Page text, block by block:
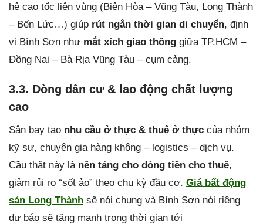
hệ cao tốc liên vùng (Biên Hòa – Vũng Tàu, Long Thành
– Bến Lức…) giúp rút ngắn thời gian di chuyển, định
vị Bình Sơn như mắt xích giao thông giữa TP.HCM –
Đồng Nai – Bà Rịa Vũng Tàu – cụm cảng.
3.3. Dòng dân cư & lao động chất lượng
cao
Sân bay tạo nhu cầu ở thực & thuê ở thực của nhóm
kỹ sư, chuyên gia hàng không – logistics – dịch vụ.
Cầu thật này là nền tảng cho dòng tiền cho thuê,
giảm rủi ro “sốt ảo” theo chu kỳ đầu cơ. Giá bất động
sản Long Thành sẽ nói chung và Bình Sơn nói riêng
dự báo sẽ tăng mạnh trong thời gian tới